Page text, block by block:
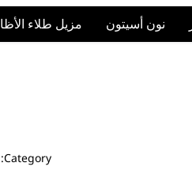
Cosmetics
Cosmetics
نون أسيتون مزيل طلاء
Category: